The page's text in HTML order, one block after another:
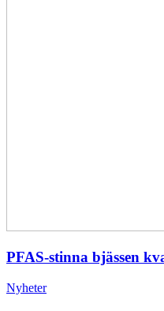
PFAS-stinna bjässen
Nyheter